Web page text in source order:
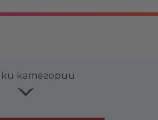
категории